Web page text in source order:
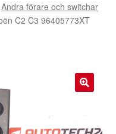
Andra förare och switchar
C2 C3 96405773XT